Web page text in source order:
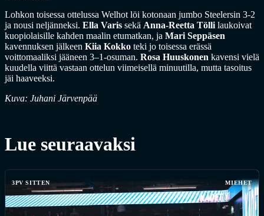
Lohkon toisessa ottelussa Welhot löi kotonaan jumbo Steelersin 3-2
ja nousi neljänneksi. Ella Varis sekä Anna-Reetta Tölli laukoivat
kuopiolaisille kahden maalin etumatkan, ja Mari Seppäsen
kavennuksen jälkeen Kiia Kokko teki jo toisessa erässä
voittomaaliksi jääneen 3–1-osuman. Rosa Huuskonen kavensi vielä
kuudella viittä vastaan ottelun viimeisellä minuutilla, mutta tasoitus
jäi haaveeksi.
Kuva: Juhani Järvenpää
Lue seuraavaksi
3PV SITTEN MIEHET